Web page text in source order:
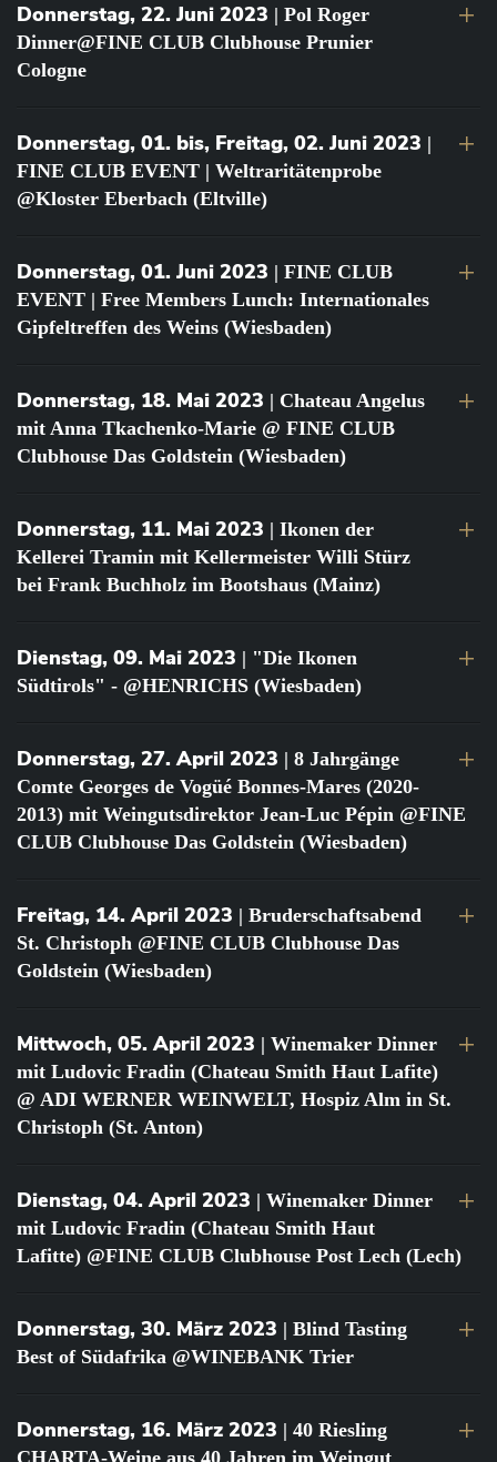
Donnerstag, 22. Juni 2023 | Pol Roger
Dinner@FINE CLUB Clubhouse Prunier
Cologne
Donnerstag, 01. bis, Freitag, 02. Juni 2023 |
FINE CLUB EVENT | Weltraritätenprobe
@Kloster Eberbach (Eltville)
Donnerstag, 01. Juni 2023 | FINE CLUB
EVENT | Free Members Lunch: Internationales
Gipfeltreffen des Weins (Wiesbaden)
Donnerstag, 18. Mai 2023 | Chateau Angelus
mit Anna Tkachenko-Marie @ FINE CLUB
Clubhouse Das Goldstein (Wiesbaden)
Donnerstag, 11. Mai 2023 | Ikonen der
Kellerei Tramin mit Kellermeister Willi Stürz
bei Frank Buchholz im Bootshaus (Mainz)
Dienstag, 09. Mai 2023 | "Die Ikonen
Südtirols" - @HENRICHS (Wiesbaden)
Donnerstag, 27. April 2023 | 8 Jahrgänge
Comte Georges de Vogüé Bonnes-Mares (2020-
2013) mit Weingutsdirektor Jean-Luc Pépin @FINE
CLUB Clubhouse Das Goldstein (Wiesbaden)
Freitag, 14. April 2023 | Bruderschaftsabend
St. Christoph @FINE CLUB Clubhouse Das
Goldstein (Wiesbaden)
Mittwoch, 05. April 2023 | Winemaker Dinner
mit Ludovic Fradin (Chateau Smith Haut Lafite)
@ ADI WERNER WEINWELT, Hospiz Alm in St.
Christoph (St. Anton)
Dienstag, 04. April 2023 | Winemaker Dinner
mit Ludovic Fradin (Chateau Smith Haut
Lafitte) @FINE CLUB Clubhouse Post Lech (Lech)
Donnerstag, 30. März 2023 | Blind Tasting
Best of Südafrika @WINEBANK Trier
Donnerstag, 16. März 2023 | 40 Riesling